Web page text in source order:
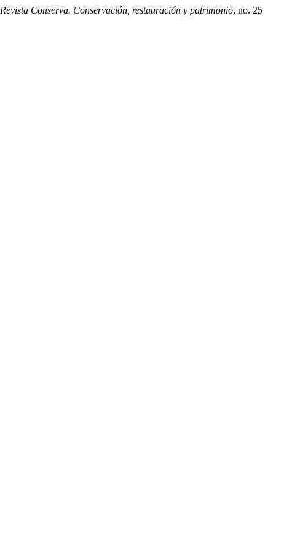
Revista Conserva. Conservación, restauración y patrimonio, no. 25